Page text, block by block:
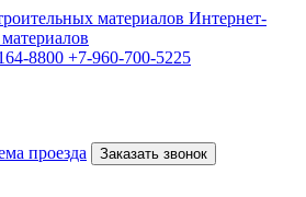
Интернет-
8800 +7-960-700-5225
проезда Заказать звонок